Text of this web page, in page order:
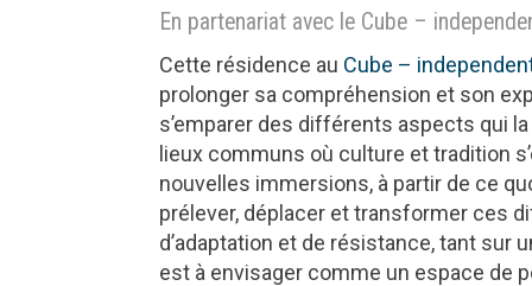
En partenariat avec le Cube –
Cette résidence au Cube –
prolonger sa compréhension et son
s’emparer des différents aspects qui
lieux communs où culture et tradition
nouvelles immersions, à partir de ce
prélever, déplacer et transformer ces
d’adaptation et de résistance, tant sur
est à envisager comme un espace de